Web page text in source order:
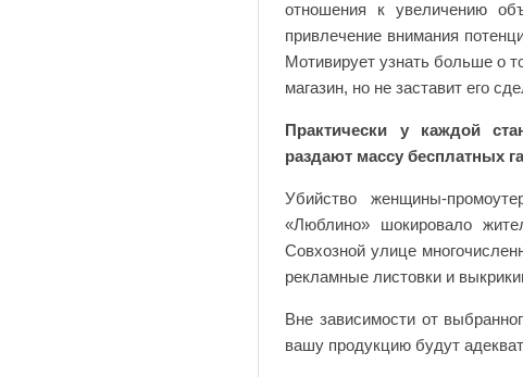
отношения к увеличению
привлечение внимания
Мотивирует узнать больше о
магазин, но не заставит его
Практически у каждой
раздают массу бесплатных
Убийство женщины-
«Люблино» шокировало
Совхозной улице
рекламные листовки и
Вне зависимости от
вашу продукцию будут